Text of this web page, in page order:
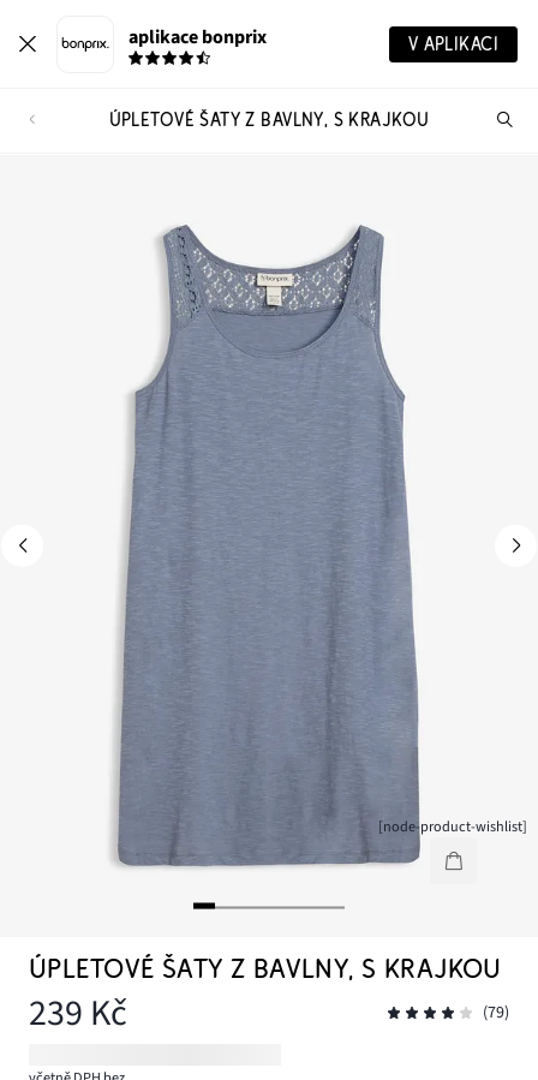
aplikace bonprix V APLIKACI
ÚPLETOVÉ ŠATY Z BAVLNY, S KRAJKOU
[node-product-wishlist]
ÚPLETOVÉ ŠATY Z BAVLNY, S KRAJKOU
239 Kč (79)